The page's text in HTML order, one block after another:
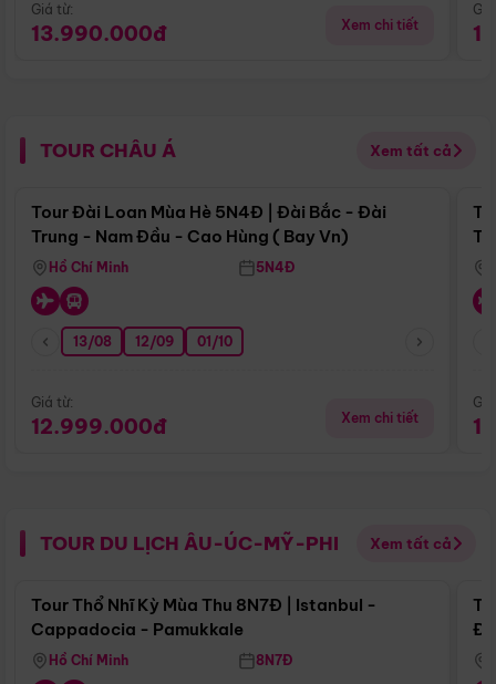
Giá từ:
13.990.000đ Xem chi tiết
TOUR CHÂU Á Xem tất cả
Điểm nổi bật
Tour Đài Loan Mùa Hè 5N4Đ | Đài Bắc - Đài
Trung - Nam Đầu - Cao Hùng ( Bay Vn)
Hồ Chí Minh 5N4Đ
13/08 12/09 01/10
Giá từ:
12.999.000đ Xem chi tiết
TOUR DU LỊCH ÂU-ÚC-MỸ-PHI Xem tất cả
Điểm nổi bật
Tour Thổ Nhĩ Kỳ Mùa Thu 8N7Đ | Istanbul -
Cappadocia - Pamukkale
Hồ Chí Minh 8N7Đ